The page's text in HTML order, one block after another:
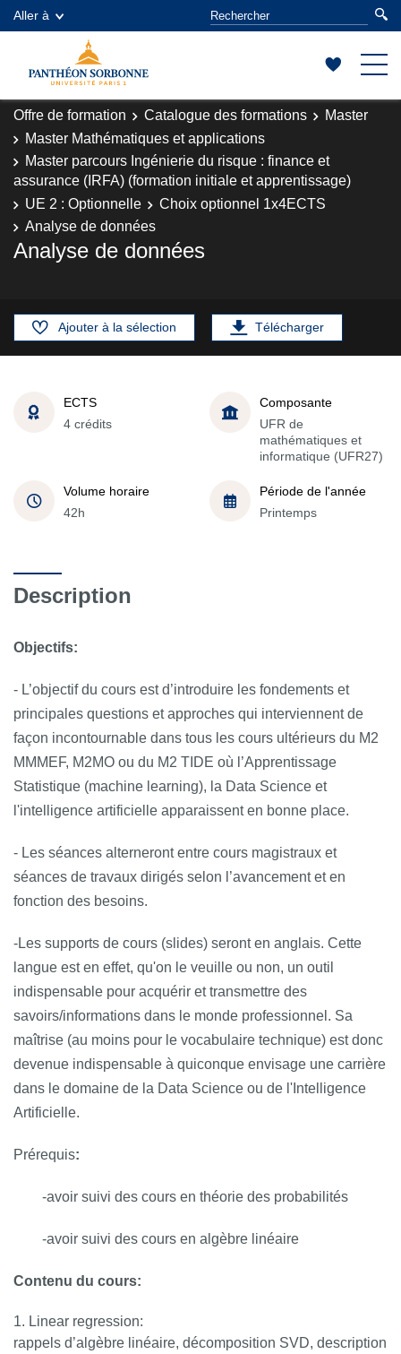
Aller à
Offre de formation Catalogue des formations
Master
Master Mathématiques et applications
Master parcours Ingénierie du risque : finance et
assurance (IRFA) (formation initiale et apprentissage)
UE 2 : Optionnelle
Choix optionnel 1x4ECTS
Analyse de données
Analyse de données
Ajouter à la sélection Télécharger
ECTS
4 crédits
Composante
UFR de
mathématiques et
informatique (UFR27)
Volume horaire
42h
Période de l'année
Printemps
Description
Objectifs:
- L’objectif du cours est d’introduire les fondements et
principales questions et approches qui interviennent de
façon incontournable dans tous les cours ultérieurs du M2
MMMEF, M2MO ou du M2 TIDE où l’Apprentissage
Statistique (machine learning), la Data Science et
l'intelligence artificielle apparaissent en bonne place.
- Les séances alterneront entre cours magistraux et
séances de travaux dirigés selon l’avancement et en
fonction des besoins.
-Les supports de cours (slides) seront en anglais. Cette
langue est en effet, qu'on le veuille ou non, un outil
indispensable pour acquérir et transmettre des
savoirs/informations dans le monde professionnel. Sa
maîtrise (au moins pour le vocabulaire technique) est donc
devenue indispensable à quiconque envisage une carrière
dans le domaine de la Data Science ou de l'Intelligence
Artificielle.
Prérequis:
-avoir suivi des cours en théorie des probabilités
-avoir suivi des cours en algèbre linéaire
Contenu du cours:
Linear regression:
rappels d’algèbre linéaire, décomposition SVD, description